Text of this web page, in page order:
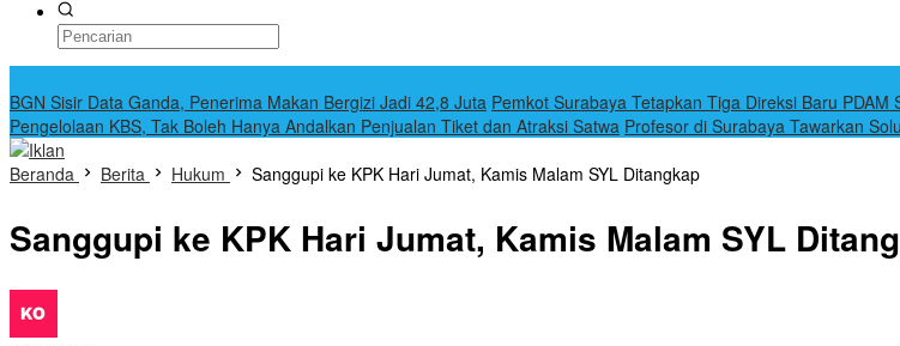
BGN Sisir Data Ganda, Penerima Makan Bergizi Jadi 42,8 Juta Pemkot Surabaya Tetapkan Tiga Direksi Baru PDAM
Pengelolaan KBS, Tak Boleh Hanya Andalkan Penjualan Tiket dan Atraksi Satwa Profesor di Surabaya Tawarkan
Beranda
Berita Hukum Sanggupi ke KPK Hari Jumat, Kamis Malam SYL Ditangkap
Sanggupi ke KPK Hari Jumat, Kamis Malam SYL